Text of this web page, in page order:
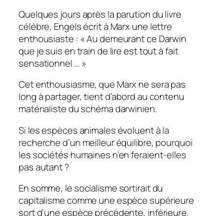
Quelques jours après la parution du livre
célèbre, Engels écrit à Marx une lettre
enthousiaste : « Au demeurant ce Darwin
que je suis en train de lire est tout à fait
sensationnel … »
Cet enthousiasme, que Marx ne sera pas
long à partager, tient d’abord au contenu
matérialiste du schéma darwinien.
Si les espèces animales évoluent à la
recherche d’un meilleur équilibre, pourquoi
les sociétés humaines n’en feraient-elles
pas autant ?
En somme, le socialisme sortirait du
capitalisme comme une espèce supérieure
sort d’une espèce précédente, inférieure.